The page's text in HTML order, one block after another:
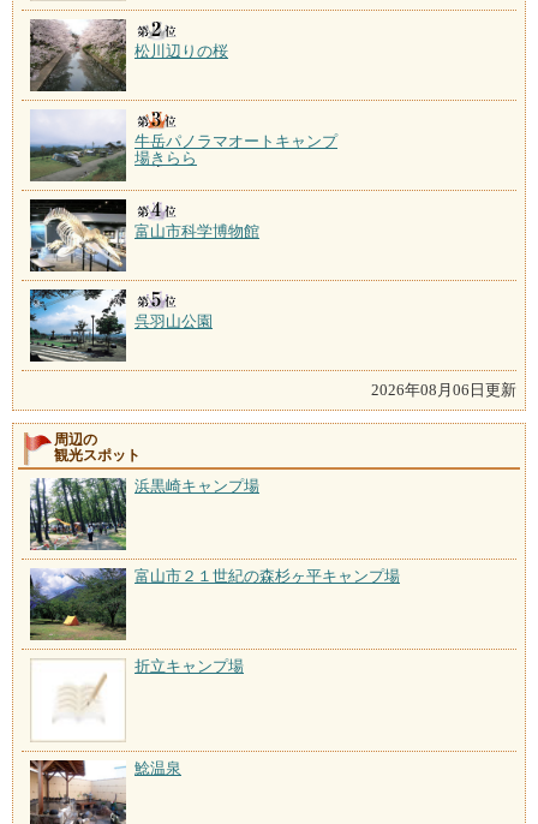
松川辺りの桜
牛岳パノラマオートキャンプ
場きらら
富山市科学博物館
呉羽山公園
2026年08月06日更新
周辺の
観光スポット
浜黒崎キャンプ場
富山市２１世紀の森杉ヶ平キャンプ場
折立キャンプ場
鯰温泉